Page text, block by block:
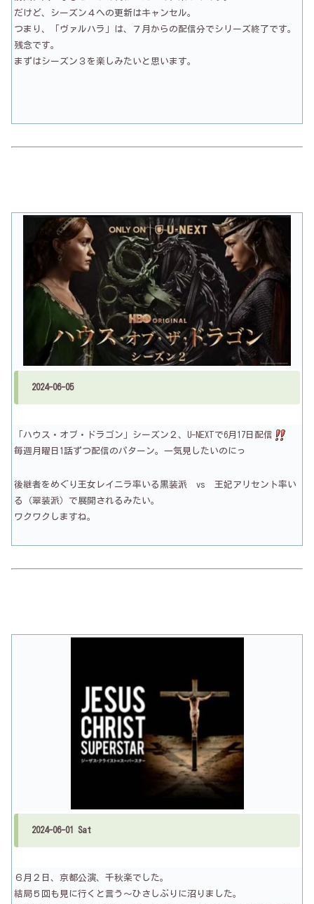
だけど、シーズン４への更新はキャンセル。
つまり、「ヴァルハラ」は、７月からの配信分でシリーズ終了です。
残念です。
まずはシーズン３を楽しみたいと思います。
2024-06-05
「ハウス・オブ・ドラゴン」シーズン２、U-NEXTで6月17日配信
毎週月曜日1話ずつ配信のパターン。一気見したいのにっ
後継者をめぐり王女レイニラ率いる黒装派 vs 王妃アリセント率い
る（翠装派）で展開されるみたい。
ワクワクしますね。
2024-06-01 Sat
６月２日、京都公演、千秋楽でした。
結局５回も見に行くと言う～ひさしぶりに沼りました。